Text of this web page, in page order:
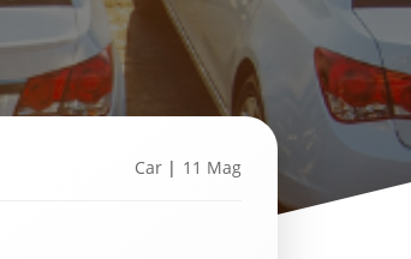
Car | 11 Mag